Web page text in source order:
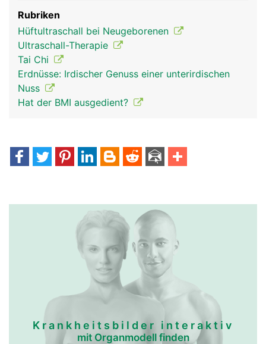
Rubriken
Hüftultraschall bei Neugeborenen
Ultraschall-Therapie
Tai Chi
Erdnüsse: Irdischer Genuss einer unterirdischen
Nuss
Hat der BMI ausgedient?
Krankheitsbilder interaktiv
mit Organmodell finden